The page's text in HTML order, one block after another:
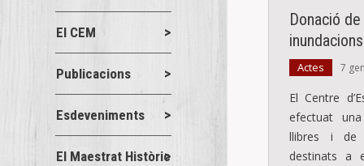
El CEM
Publicacions
Esdeveniments
El Maestrat Històric
Donació
Actes 7
El Centre
efectuat
llibres i de
destinats a